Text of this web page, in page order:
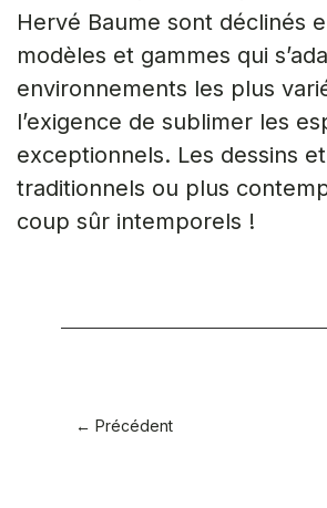
Hervé Baume sont déclinés
modèles et gammes qui
environnements les plus
l’exigence de sublimer les
exceptionnels. Les dessins
traditionnels ou plus
coup sûr intemporels !
← Précédent